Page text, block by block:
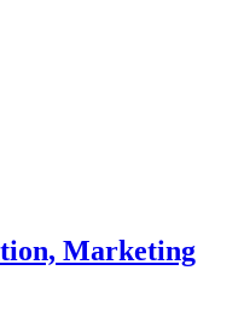
Marketing